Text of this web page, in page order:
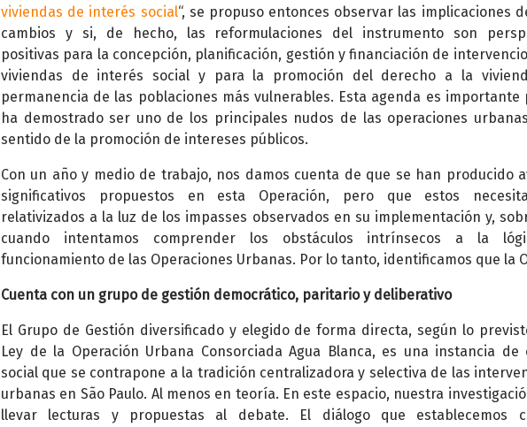
viviendas de interés social“, se propuso entonces observar las implicaciones
cambios y si, de hecho, las reformulaciones del instrumento son
positivas para la concepción, planificación, gestión y financiación de
viviendas de interés social y para la promoción del derecho a la
permanencia de las poblaciones más vulnerables. Esta agenda es importante
ha demostrado ser uno de los principales nudos de las operaciones
sentido de la promoción de intereses públicos.
Con un año y medio de trabajo, nos damos cuenta de que se han producido
significativos propuestos en esta Operación, pero que estos
relativizados a la luz de los impasses observados en su implementación y,
cuando intentamos comprender los obstáculos intrínsecos a la
funcionamiento de las Operaciones Urbanas. Por lo tanto, identificamos que la
Cuenta con un grupo de gestión democrático, paritario y deliberativo
El Grupo de Gestión diversificado y elegido de forma directa, según lo
Ley de la Operación Urbana Consorciada Agua Blanca, es una instancia de
social que se contrapone a la tradición centralizadora y selectiva de las
urbanas en São Paulo. Al menos en teoría. En este espacio, nuestra
llevar lecturas y propuestas al debate. El diálogo que establecemos